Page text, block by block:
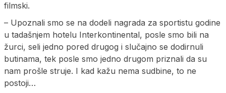
filmski.
– Upoznali smo se na dodeli nagrada za sportistu godine
u tadašnjem hotelu Interkontinental, posle smo bili na
žurci, seli jedno pored drugog i slučajno se dodirnuli
butinama, tek posle smo jedno drugom priznali da su
nam prošle struje. I kad kažu nema sudbine, to ne
postoji…